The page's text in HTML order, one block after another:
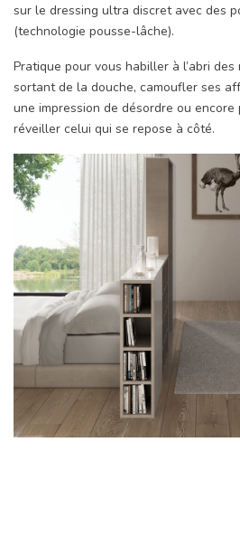
sur le dressing ultra discret avec des
(technologie pousse-lâche).
Pratique pour vous habiller à l’abri
sortant de la douche, camoufler ses
une impression de désordre ou
réveiller celui qui se repose à côté.